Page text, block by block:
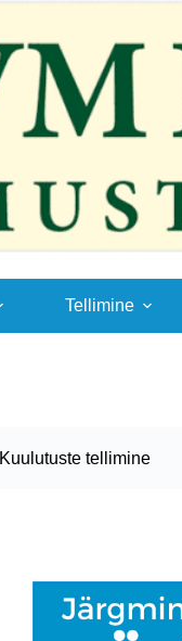
Tellimine
Kuulutuste tellimine